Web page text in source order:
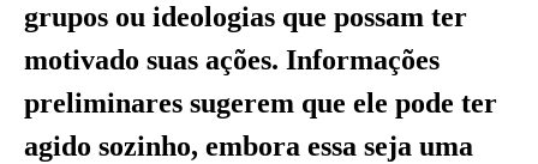
grupos ou ideologias que possam ter
motivado suas ações. Informações
preliminares sugerem que ele pode ter
agido sozinho, embora essa seja uma